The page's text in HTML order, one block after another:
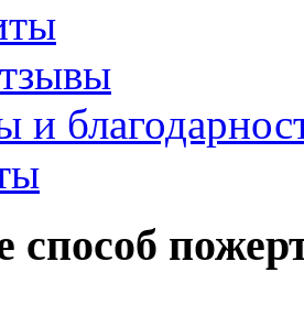
и
способ